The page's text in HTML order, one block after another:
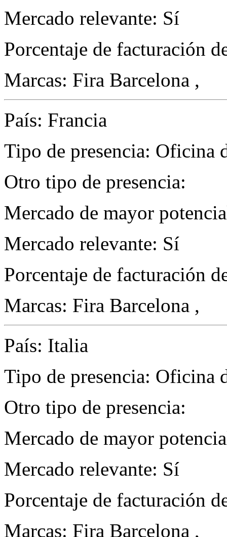
Mercado relevante: Sí
Porcentaje de facturación
Marcas: Fira Barcelona ,
País: Francia
Tipo de presencia: Oficina
Otro tipo de presencia:
Mercado de mayor
Mercado relevante: Sí
Porcentaje de facturación
Marcas: Fira Barcelona ,
País: Italia
Tipo de presencia: Oficina
Otro tipo de presencia:
Mercado de mayor
Mercado relevante: Sí
Porcentaje de facturación
Marcas: Fira Barcelona ,